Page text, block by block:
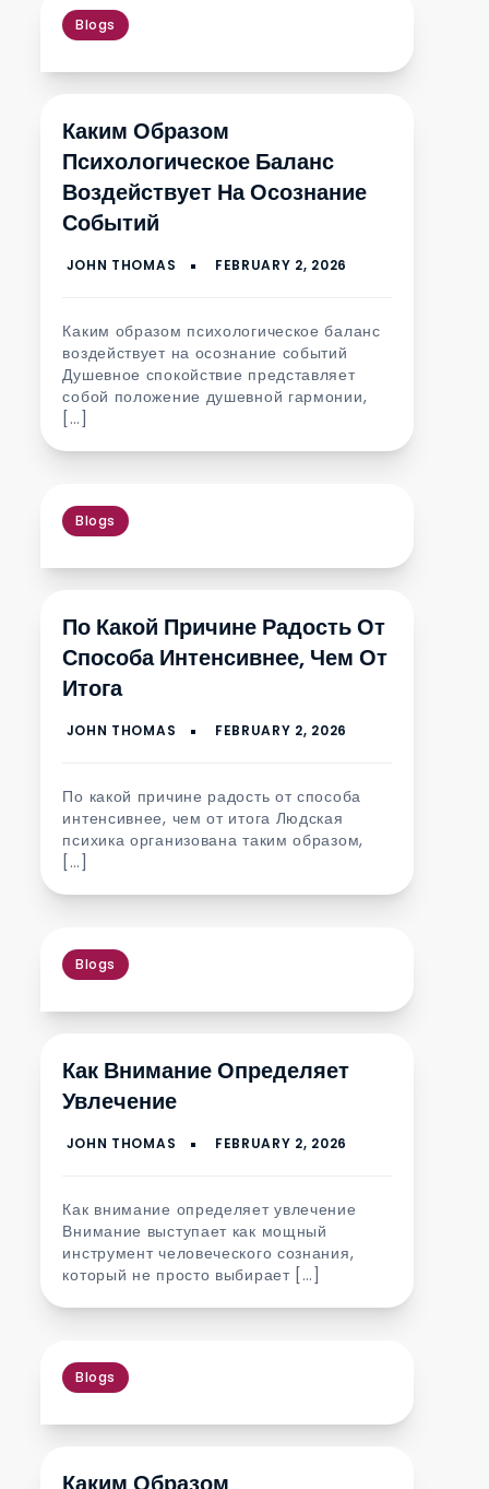
Blogs
Каким Образом
Психологическое Баланс
Воздействует На Осознание
Событий
Каким образом психологическое баланс
воздействует на осознание событий
Душевное спокойствие представляет
собой положение душевной гармонии,
[…]
Blogs
По Какой Причине Радость От
Способа Интенсивнее, Чем От
Итога
По какой причине радость от способа
интенсивнее, чем от итога Людская
психика организована таким образом,
[…]
Blogs
Как Внимание Определяет
Увлечение
Как внимание определяет увлечение
Внимание выступает как мощный
инструмент человеческого сознания,
который не просто выбирает […]
Blogs